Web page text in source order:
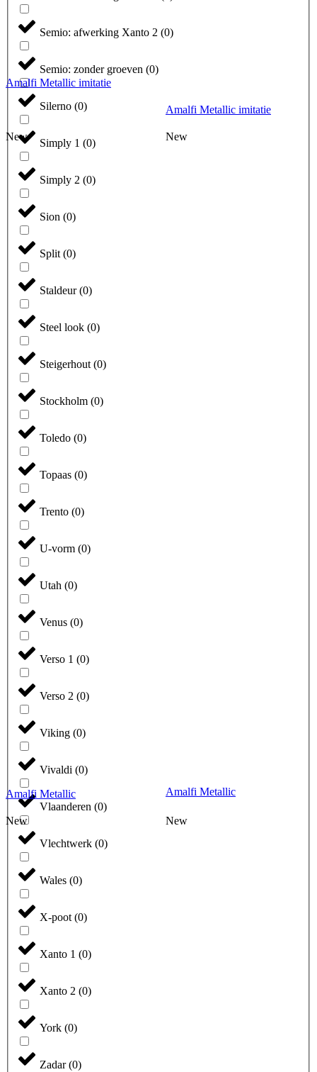
Semio: afwerking Xanto 2 (0)
Semio: zonder groeven (0)
Silerno (0)
Simply 1 (0)
Simply 2 (0)
Sion (0)
Split (0)
Staldeur(0)
Steel look (0)
Steigerhout (0)
Stockholm (0)
Toledo (0)
Topaas (0)
Trento (0)
U-vorm (0)
Utah (0)
Venus (0)
Verso 1 (0)
Verso 2 (0)
Viking (0)
Vivaldi (0)
Vlaanderen (0)
Vlechtwerk (0)
Wales (0)
X-poot (0)
Xanto 1 (0)
Xanto 2 (0)
York (0)
Zadar(0)
Amalfi Metallic imitatie
Amalfi Metallic imitatie
New
Amalfi Metallic
New
Amalfi Metallic
New New